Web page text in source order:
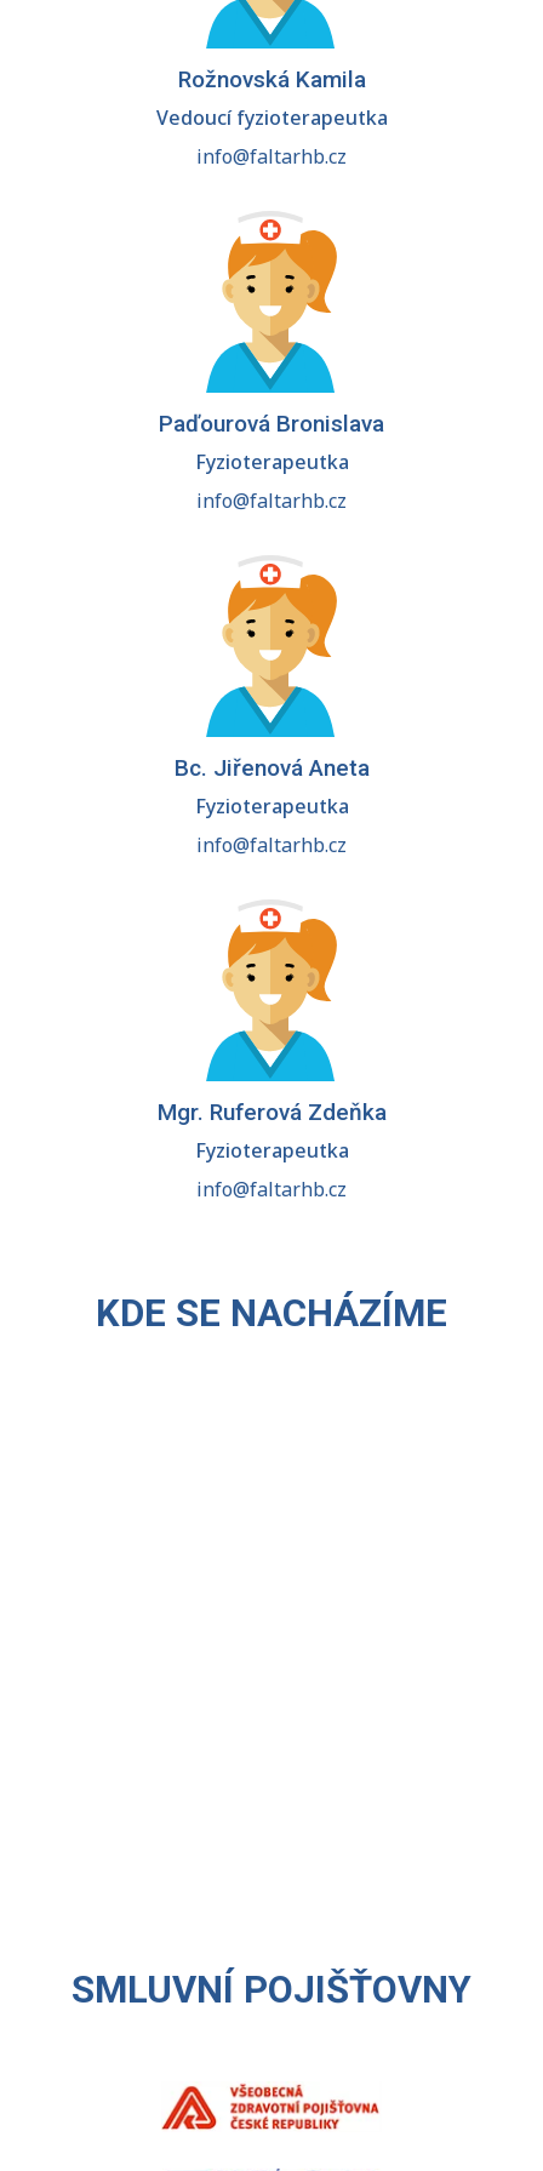
Rožnovská Kamila
Vedoucí fyzioterapeutka
info@faltarhb.cz
Paďourová Bronislava
Fyzioterapeutka
info@faltarhb.cz
Bc. Jiřenová Aneta
Fyzioterapeutka
info@faltarhb.cz
Mgr. Ruferová Zdeňka
Fyzioterapeutka
info@faltarhb.cz
KDE SE NACHÁZÍME
SMLUVNÍ POJIŠŤOVNY